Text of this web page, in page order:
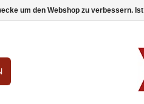
um den Webshop zu verbessern.